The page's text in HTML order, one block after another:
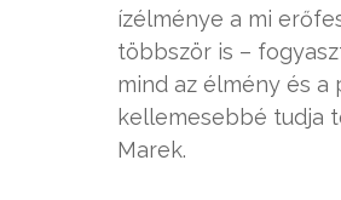
ízélménye a mi
többször is –
mind az élmény és a
kellemesebbé tudja
Marek.